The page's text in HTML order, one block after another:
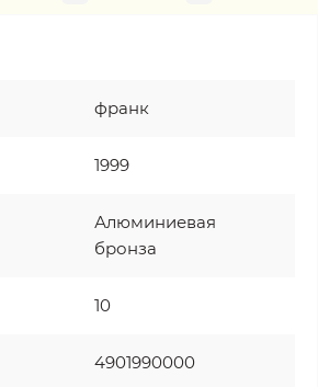
франк
1999
Алюминиевая
бронза
10
4901990000